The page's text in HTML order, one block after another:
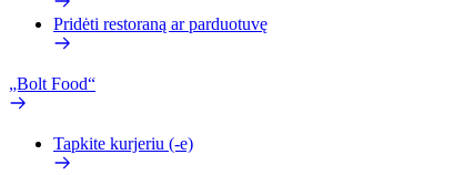
Pridėti restoraną ar parduotuvę
„Bolt Food“
Tapkite kurjeriu (-e)